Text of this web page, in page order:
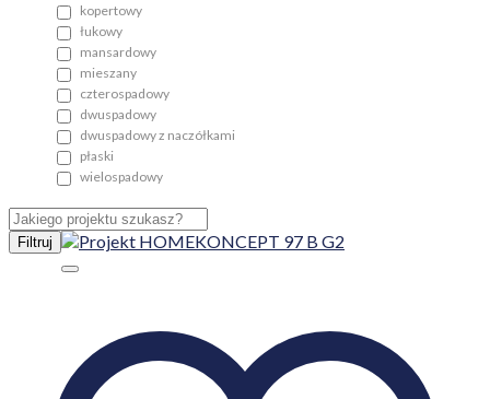
kopertowy
łukowy
mansardowy
mieszany
czterospadowy
dwuspadowy
dwuspadowy z naczółkami
płaski
wielospadowy
Filtruj